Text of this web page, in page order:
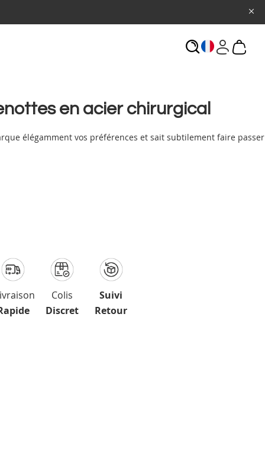
en acier chirurgical
élégamment vos préférences et sait subtilement faire passer
Colis
Discret
Suivi
Retour